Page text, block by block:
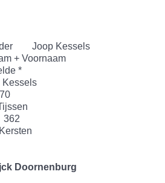
Joop Kessels
+ Voornaam
*
Kessels
Tijssen
Kersten
Doornenburg